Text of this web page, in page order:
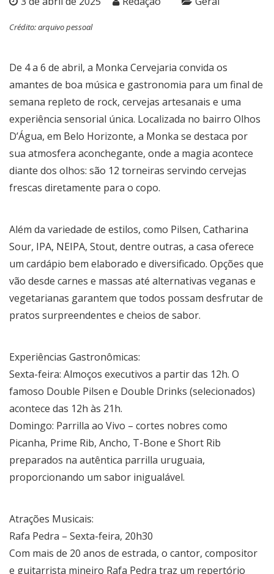
Crédito: arquivo pessoal
De 4 a 6 de abril, a Monka Cervejaria convida os
amantes de boa música e gastronomia para um final de
semana repleto de rock, cervejas artesanais e uma
experiência sensorial única. Localizada no bairro Olhos
D’Água, em Belo Horizonte, a Monka se destaca por
sua atmosfera aconchegante, onde a magia acontece
diante dos olhos: são 12 torneiras servindo cervejas
frescas diretamente para o copo.
Além da variedade de estilos, como Pilsen, Catharina
Sour, IPA, NEIPA, Stout, dentre outras, a casa oferece
um cardápio bem elaborado e diversificado. Opções que
vão desde carnes e massas até alternativas veganas e
vegetarianas garantem que todos possam desfrutar de
pratos surpreendentes e cheios de sabor.
Experiências Gastronômicas:
Sexta-feira: Almoços executivos a partir das 12h. O
famoso Double Pilsen e Double Drinks (selecionados)
acontece das 12h às 21h.
Domingo: Parrilla ao Vivo – cortes nobres como
Picanha, Prime Rib, Ancho, T-Bone e Short Rib
preparados na autêntica parrilla uruguaia,
proporcionando um sabor inigualável.
Atrações Musicais:
Rafa Pedra – Sexta-feira, 20h30
Com mais de 20 anos de estrada, o cantor, compositor
e guitarrista mineiro Rafa Pedra traz um repertório